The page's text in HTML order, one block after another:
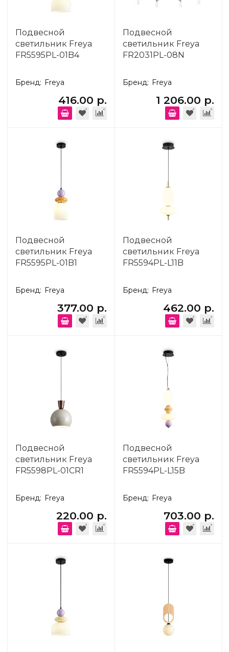
Подвесной
светильник Freya
FR5595PL-01B4
Бренд: Freya
416.00 р.
Подвесной
светильник Freya
FR2031PL-08N
Бренд: Freya
1 206.00 р.
Подвесной
светильник Freya
FR5595PL-01B1
Бренд: Freya
377.00 р.
Подвесной
светильник Freya
FR5594PL-L11B
Бренд: Freya
462.00 р.
Подвесной
светильник Freya
FR5598PL-01CR1
Бренд: Freya
220.00 р.
Подвесной
светильник Freya
FR5594PL-L15B
Бренд: Freya
703.00 р.